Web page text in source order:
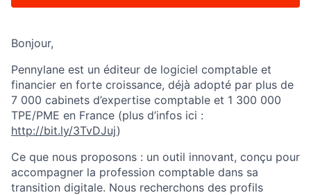
Bonjour,
Pennylane est un éditeur de logiciel comptable et
financier en forte croissance, déjà adopté par plus de
7 000 cabinets d’expertise comptable et 1 300 000
TPE/PME en France (plus d’infos ici :
http://bit.ly/3TvDJuj)
Ce que nous proposons : un outil innovant, conçu pour
accompagner la profession comptable dans sa
transition digitale. Nous recherchons des profils